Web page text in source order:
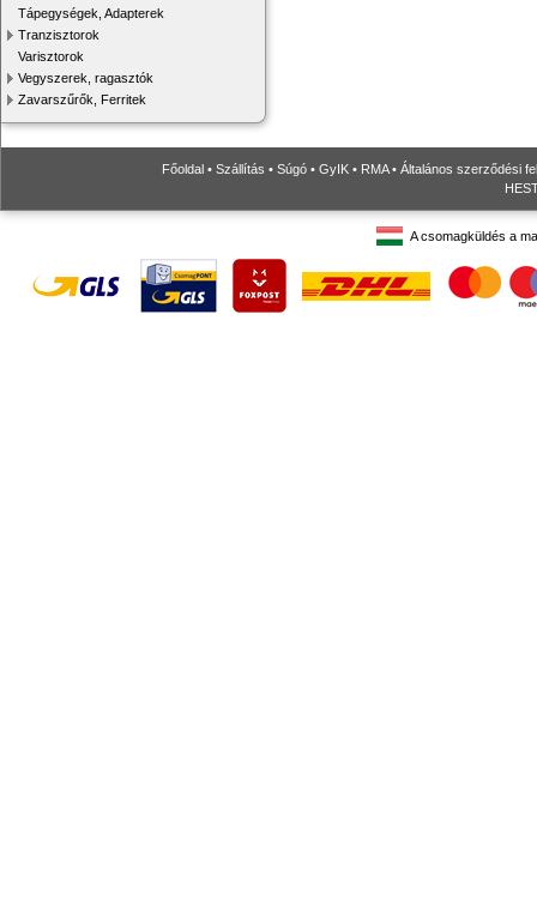
Tápegységek, Adapterek
Tranzisztorok
Varisztorok
Vegyszerek, ragasztók
Zavarszűrők, Ferritek
Főoldal • Szállítás • Súgó • GyIK • RMA• Általános szerződési
A csomagküldés a